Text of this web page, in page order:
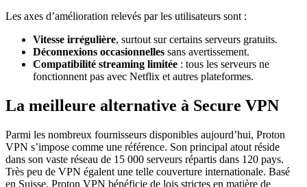
Les axes d’amélioration relevés par les utilisateurs sont :
Vitesse irrégulière, surtout sur certains serveurs gratuits.
Déconnexions occasionnelles sans avertissement.
Compatibilité streaming limitée : tous les serveurs ne
fonctionnent pas avec Netflix et autres plateformes.
La meilleure alternative à Secure VPN
Parmi les nombreux fournisseurs disponibles aujourd’hui, Proton
VPN s’impose comme une référence. Son principal atout réside
dans son vaste réseau de 15 000 serveurs répartis dans 120 pays.
Très peu de VPN égalent une telle couverture internationale. Basé
en Suisse, Proton VPN bénéficie de lois strictes en matière de